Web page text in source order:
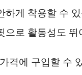
하게 착용할 수
으로 활동성도 뛰
격에 구입할 수